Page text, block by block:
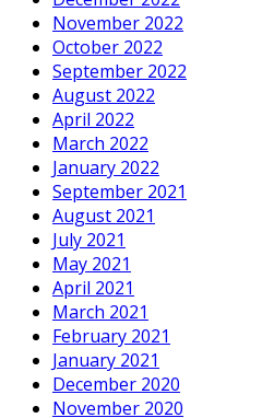
November 2022
October 2022
September 2022
August 2022
April 2022
March 2022
January 2022
September 2021
August 2021
July 2021
May 2021
April 2021
March 2021
February 2021
January 2021
December 2020
November 2020